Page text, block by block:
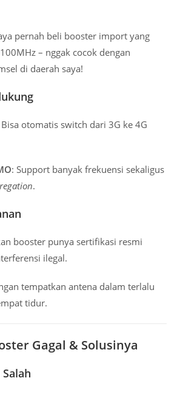
pernah beli booster import yang
– nggak cocok dengan
di daerah saya!
otomatis switch dari 3G ke 4G
: Support banyak frekuensi sekaligus
.
booster punya sertifikasi resmi
ilegal.
tempatkan antena dalam terlalu
tidur.
Gagal & Solusinya